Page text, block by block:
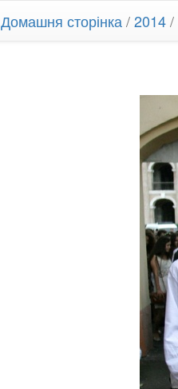
Домашня сторінка /2014/